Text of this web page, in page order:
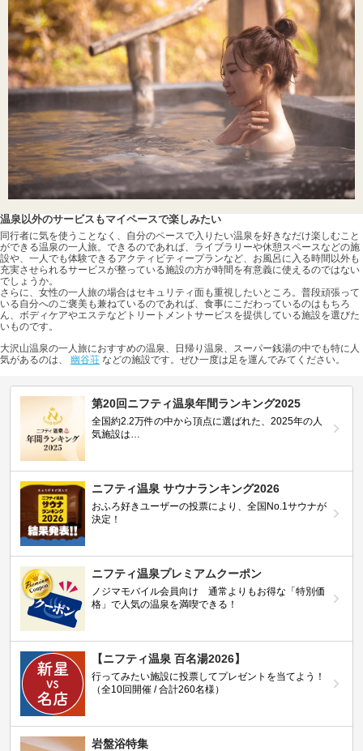
温泉以外のサービスもマイペースで楽しみたい
同行者に気を使うことなく、自分のペースで入りたい温泉を好きなだけ楽しむこと
ができる温泉の一人旅。できるのであれば、ライブラリーや休憩スペースなどの施
設や、一人でも体験できるアクティビティープランなど、お風呂に入る時間以外も
充実させられるサービスが整っている施設の方が時間を有意義に使えるのではない
でしょうか。
さらに、女性の一人旅の場合はセキュリティ面も重視したいところ。普段頑張って
いる自分へのご褒美も兼ねているのであれば、食事にこだわっているのはもちろ
ん、ボディケアやエステなどトリートメントサービスを提供している施設を選びた
いものです。
大沢山温泉の一人旅におすすめの温泉、日帰り温泉、スーパー銭湯の中でも特に人
気があるのは、 幽谷荘 などの施設です。ぜひ一度は足を運んでみてください。
第20回ニフティ温泉年間ランキング2025
全国約2.2万件の中から頂点に選ばれた、2025年の人
気施設は…
ニフティ温泉 サウナランキング2026
おふろ好きユーザーの投票により、全国No.1サウナが
決定！
ニフティ温泉プレミアムクーポン
ノジマモバイル会員向け 通常よりもお得な「特別価
格」で人気の温泉を満喫できる！
【ニフティ温泉 百名湯2026】
行ってみたい施設に投票してプレゼントを当てよう！
（全10回開催 / 合計260名様）
岩盤浴特集